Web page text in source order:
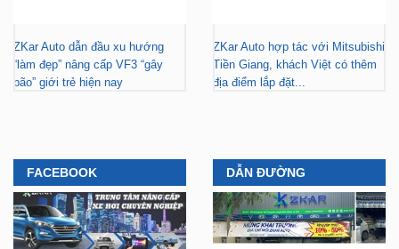
ZKar Auto dẫn đầu xu hướng
“làm đẹp” nâng cấp VF3 “gây
bão” giới trẻ hiện nay
ZKar Auto hợp tác với Mitsubishi
Tiền Giang, khách Việt có thêm
địa điểm lắp đặt...
FACEBOOK DẪN ĐƯỜNG